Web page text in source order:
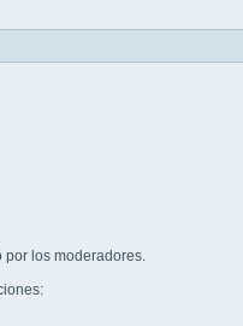
por los moderadores.